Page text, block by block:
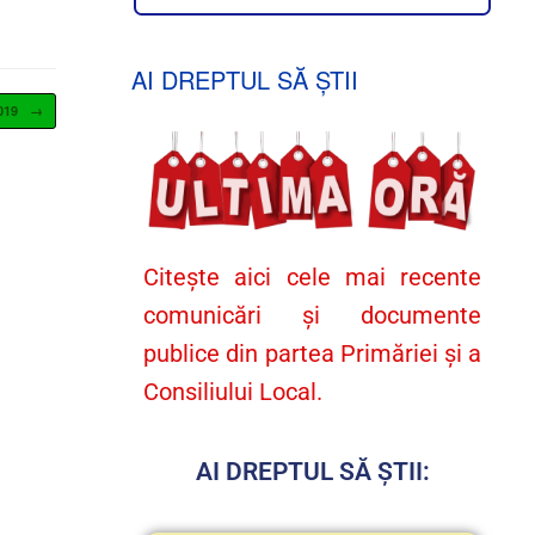
→
AI DREPTUL SĂ ȘTII
Citește aici cele mai recente
comunicări și documente
publice din partea Primăriei și a
Consiliului Local.
AI DREPTUL SĂ ȘTII: